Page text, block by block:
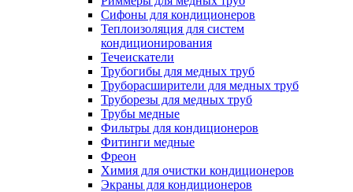
Сифоны для кондиционеров
Теплоизоляция для систем
кондиционирования
Течеискатели
Трубогибы для медных труб
Труборасширители для медных труб
Труборезы для медных труб
Трубы медные
Фильтры для кондиционеров
Фитинги медные
Фреон
Химия для очистки кондиционеров
Экраны для кондиционеров